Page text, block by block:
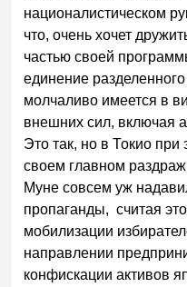
националистическом
что, очень хочет
частью своей
единение
молчаливо имеется в
внешних сил, включая
Это так, но в Токио
своем главном
Муне совсем уж
пропаганды, считая
мобилизации
направлении
конфискации активов